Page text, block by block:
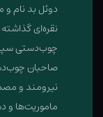
دوئل بد نام و
نقره‌ای
چوب‌دستی
صاحبان
نیرومند و
ماموریت‌ها